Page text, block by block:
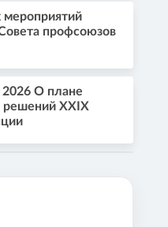
профсоюзов
2026 О плане
решений XXIX